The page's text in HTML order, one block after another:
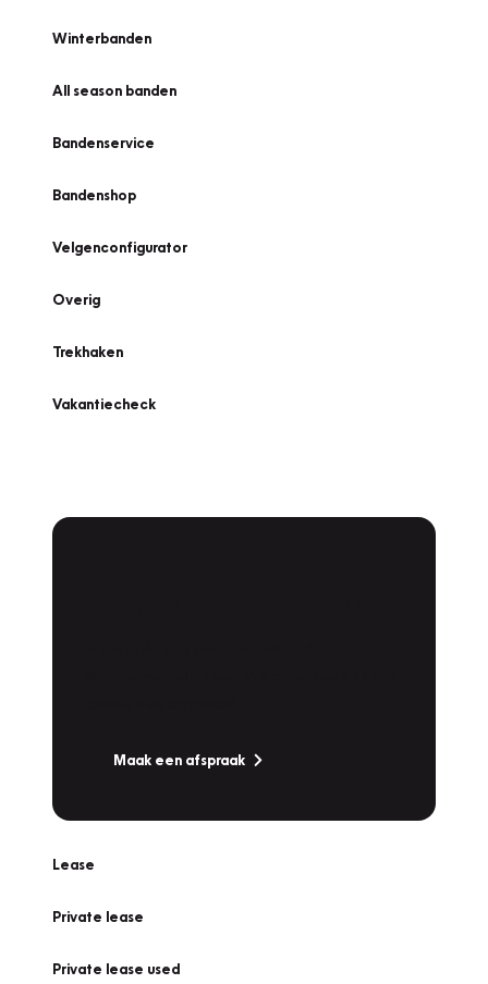
Winterbanden
All season banden
Bandenservice
Bandenshop
Velgenconfigurator
Overig
Trekhaken
Vakantiecheck
Maak een afspraak
Lease
Private lease
Private lease used